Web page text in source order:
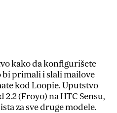
kako da konfigurišete
primali i slali mailove
kod Loopie. Uputstvo
(Froyo) na HTC Sensu,
za sve druge modele.